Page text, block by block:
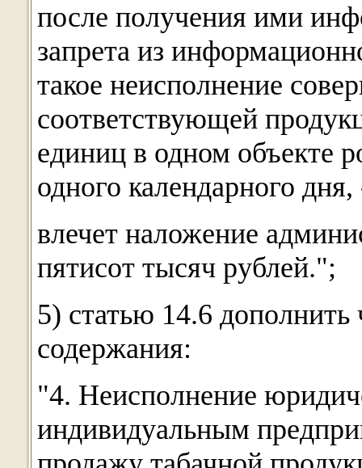
после получения ими
запрета из
такое неисполнение
соответствующей
единиц в одном объекте
одного календарного дня,
влечет наложение
пятисот тысяч рублей.";
5) статью 14.6
содержания:
"4. Неисполнение
индивидуальным